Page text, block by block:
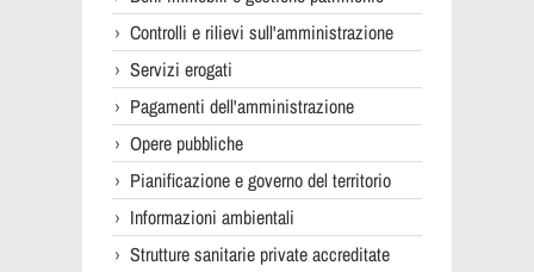
Controlli e rilievi sull'amministrazione
Servizi erogati
Pagamenti dell'amministrazione
Opere pubbliche
Pianificazione e governo del territorio
Informazioni ambientali
Strutture sanitarie private accreditate